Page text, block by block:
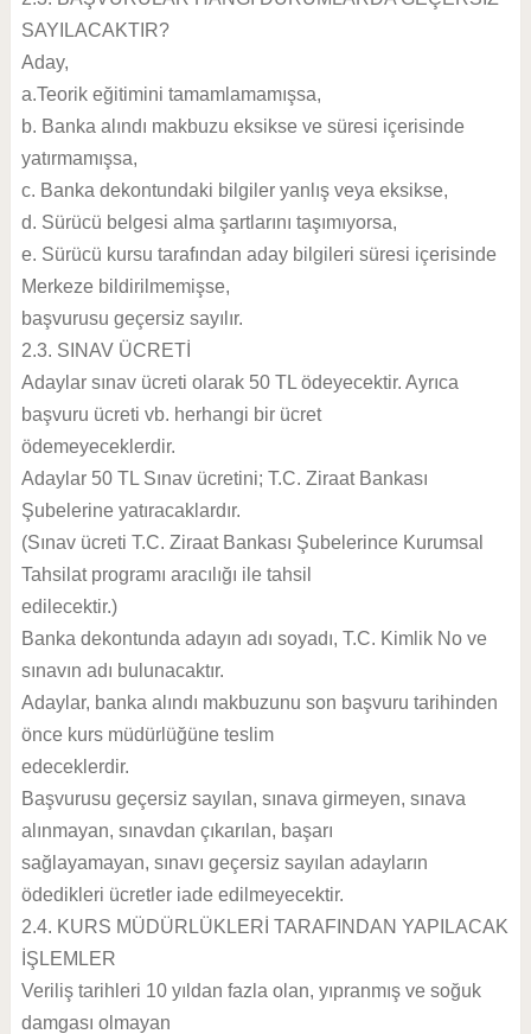
SAYILACAKTIR?
Aday,
a.Teorik eğitimini tamamlamamışsa,
b. Banka alındı makbuzu eksikse ve süresi içerisinde
yatırmamışsa,
c. Banka dekontundaki bilgiler yanlış veya eksikse,
d. Sürücü belgesi alma şartlarını taşımıyorsa,
e. Sürücü kursu tarafından aday bilgileri süresi içerisinde
Merkeze bildirilmemişse,
başvurusu geçersiz sayılır.
2.3. SINAV ÜCRETİ
Adaylar sınav ücreti olarak 50 TL ödeyecektir. Ayrıca
başvuru ücreti vb. herhangi bir ücret
ödemeyeceklerdir.
Adaylar 50 TL Sınav ücretini; T.C. Ziraat Bankası
Şubelerine yatıracaklardır.
(Sınav ücreti T.C. Ziraat Bankası Şubelerince Kurumsal
Tahsilat programı aracılığı ile tahsil
edilecektir.)
Banka dekontunda adayın adı soyadı, T.C. Kimlik No ve
sınavın adı bulunacaktır.
Adaylar, banka alındı makbuzunu son başvuru tarihinden
önce kurs müdürlüğüne teslim
edeceklerdir.
Başvurusu geçersiz sayılan, sınava girmeyen, sınava
alınmayan, sınavdan çıkarılan, başarı
sağlayamayan, sınavı geçersiz sayılan adayların
ödedikleri ücretler iade edilmeyecektir.
2.4. KURS MÜDÜRLÜKLERİ TARAFINDAN YAPILACAK
İŞLEMLER
Veriliş tarihleri 10 yıldan fazla olan, yıpranmış ve soğuk
damgası olmayan